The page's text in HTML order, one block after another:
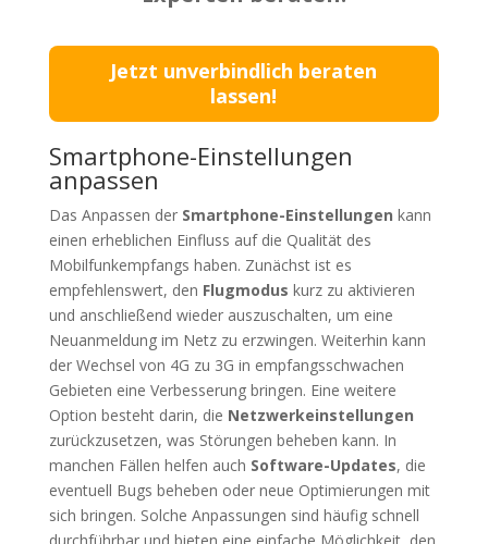
Jetzt unverbindlich beraten
lassen!
Smartphone-Einstellungen
anpassen
Das Anpassen der Smartphone-Einstellungen kann
einen erheblichen Einfluss auf die Qualität des
Mobilfunkempfangs haben. Zunächst ist es
empfehlenswert, den Flugmodus kurz zu aktivieren
und anschließend wieder auszuschalten, um eine
Neuanmeldung im Netz zu erzwingen. Weiterhin kann
der Wechsel von 4G zu 3G in empfangsschwachen
Gebieten eine Verbesserung bringen. Eine weitere
Option besteht darin, die Netzwerkeinstellungen
zurückzusetzen, was Störungen beheben kann. In
manchen Fällen helfen auch Software-Updates, die
eventuell Bugs beheben oder neue Optimierungen mit
sich bringen. Solche Anpassungen sind häufig schnell